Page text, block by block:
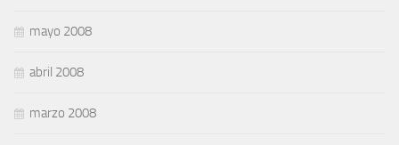
mayo 2008
abril 2008
marzo 2008